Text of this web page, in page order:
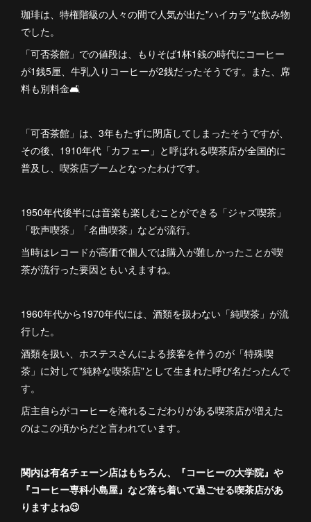
珈琲は、特権階級の人々の間で人気が出た"ハイカラ"な飲み物
でした。
「可否茶館」での値段は、もりそば1杯1銭の時代にコーヒー
が1銭5厘、牛乳入りコーヒーが2銭だったそうです。また、席
料も別料金🛋
「可否茶館」は、3年もたずに閉店してしまったそうですが、
その後、1910年代「カフェー」と呼ばれる喫茶店が全国的に
普及し、喫茶店ブームとなったわけです。
1950年代後半には音楽も楽しむことができる「ジャズ喫茶」
「歌声喫茶」「名曲喫茶」などが流行。
当時はレコードが高価で個人では購入が難しかったことが喫
茶が流行った要因ともいえますね。
1960年代から1970年代には、酒類を扱わない「純喫茶」が流
行した。
酒類を扱い、ホステスさんによる接客を伴うのが「特殊喫
茶」に対して"純粋な喫茶店"として生まれた呼び名だったんで
す。
店主自らがコーヒーを淹れるこだわりがある喫茶店が増えた
のはこの頃からだと言われています。
関内は有名チェーン店はもちろん、『コーヒーの大学院』や
『コーヒー専科小島屋』など落ち着いて過ごせる喫茶店があ
りますよね😉